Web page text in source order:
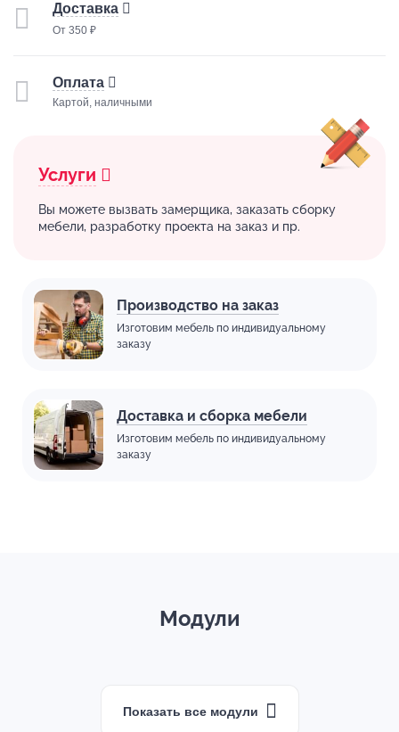
Доставка
От 350 ₽
Оплата
Картой, наличными
Услуги
Вы можете вызвать замерщика, заказать сборку
мебели, разработку проекта на заказ и пр.
Производство на заказ
Изготовим мебель по индивидуальному
заказу
Доставка и сборка мебели
Изготовим мебель по индивидуальному
заказу
Модули
Показать все модули